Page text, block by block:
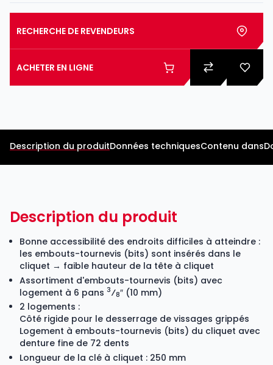
RECHERCHE DE REVENDEURS
ACHETER EN LIGNE
Description du produitDonnées techniquesContenu dans
Description du produit
Bonne accessibilité des endroits difficiles à atteindre :
les embouts-tournevis (bits) sont insérés dans le
cliquet → faible hauteur de la tête à cliquet
Assortiment d'embouts-tournevis (bits) avec
logement à 6 pans 3⁄8″ (10 mm)
2 logements :
Côté rigide pour le desserrage de vissages grippés
Logement à embouts-tournevis (bits) du cliquet avec
denture fine de 72 dents
Longueur de la clé à cliquet : 250 mm